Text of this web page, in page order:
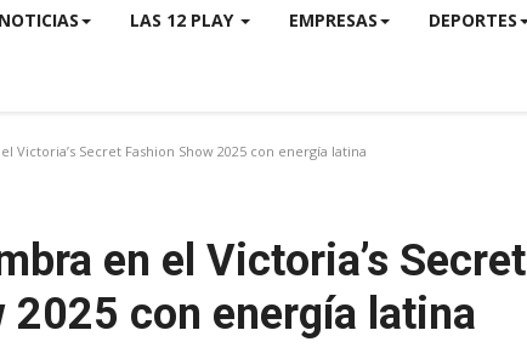
NOTICIAS LAS 12 PLAY EMPRESAS DEPORTES
Victoria’s Secret Fashion Show 2025 con energía latina
en el Victoria’s Secret
2025 con energía latina